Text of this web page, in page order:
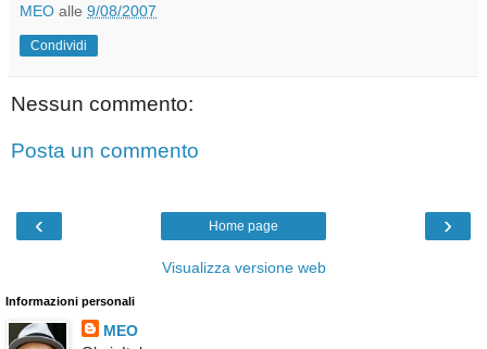
MEO alle 9/08/2007
Condividi
Nessun commento:
Posta un commento
‹ ›
Home page
Visualizza versione web
Informazioni personali
MEO